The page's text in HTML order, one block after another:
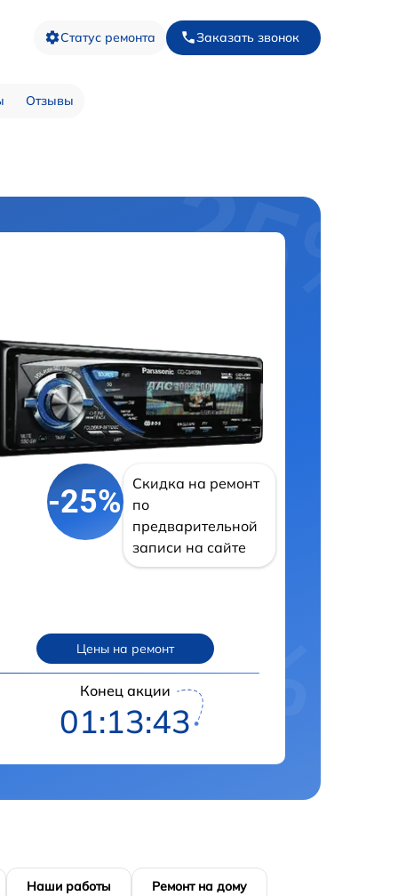
Статус ремонта Заказать звонок
Отзывы
-25%
Скидка на ремонт
по
предварительной
записи на сайте
Цены на ремонт
Конец акции
01:13:43
Наши работы Ремонт на дому